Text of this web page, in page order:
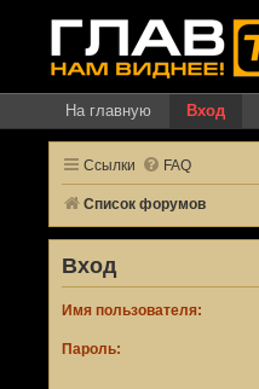
На главную Вход
Ссылки FAQ
Список форумов
Вход
Имя пользователя:
Пароль: